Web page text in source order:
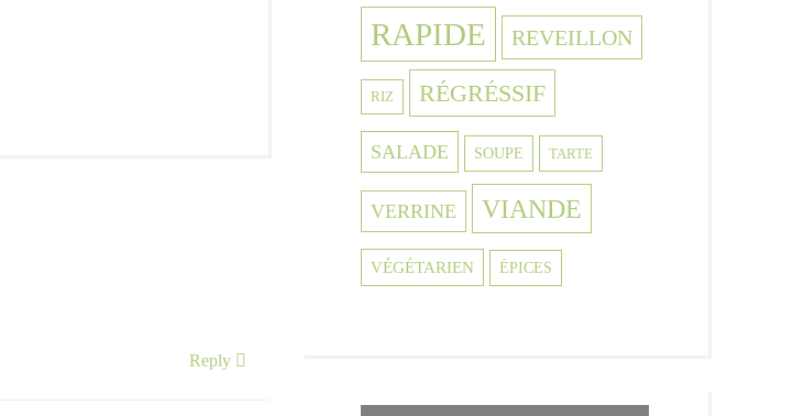
Reply
RAPIDE REVEILLON
RIZ RÉGRÉSSIF
SALADE SOUPE TARTE
VERRINE VIANDE
VÉGÉTARIEN ÉPICES